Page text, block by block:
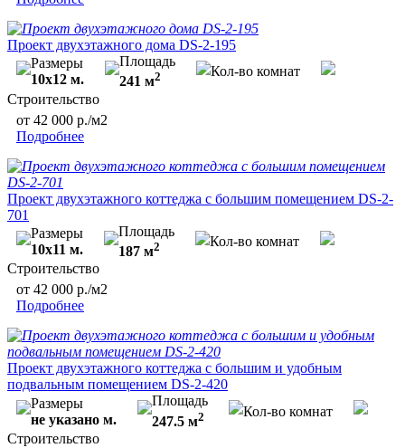
Проект двухэтажного дома DS-2-195
Размеры
10х12 м.
Площадь
241 м2
Кол-во комнат
Строительство
от 42 000 р./м2
Подробнее
Проект двухэтажного коттеджа с большим помещением DS-2-
701
Размеры
10х11 м.
Площадь
187 м2
Кол-во комнат
Строительство
от 42 000 р./м2
Подробнее
Проект двухэтажного коттеджа с большим и удобным
подвальным помещением DS-2-420
Размеры
не указано м.
Площадь
247.5 м2
Кол-во комнат
Строительство